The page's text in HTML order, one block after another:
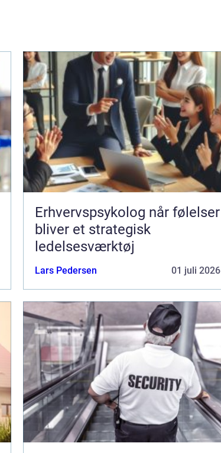
Erhvervspsykolog når følelser
bliver et strategisk
ledelsesværktøj
Lars Pedersen 01 juli 2026